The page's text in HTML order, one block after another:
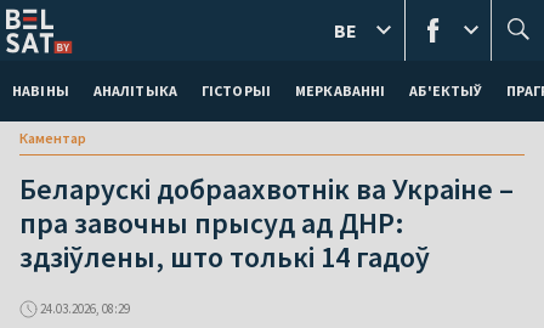
НАВІНЫ АНАЛІТЫКА ГІСТОРЫІ МЕРКАВАННI АБ'ЕКТЫЎ
BE
Каментар
Беларускі добраахвотнік ва Украіне –
пра завочны прысуд ад ДНР:
здзіўлены, што толькі 14 гадоў
24.03.2026, 08:29